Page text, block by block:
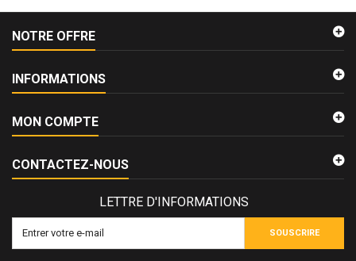
NOTRE OFFRE
INFORMATIONS
MON COMPTE
CONTACTEZ-NOUS
LETTRE D'INFORMATIONS
SOUSCRIRE